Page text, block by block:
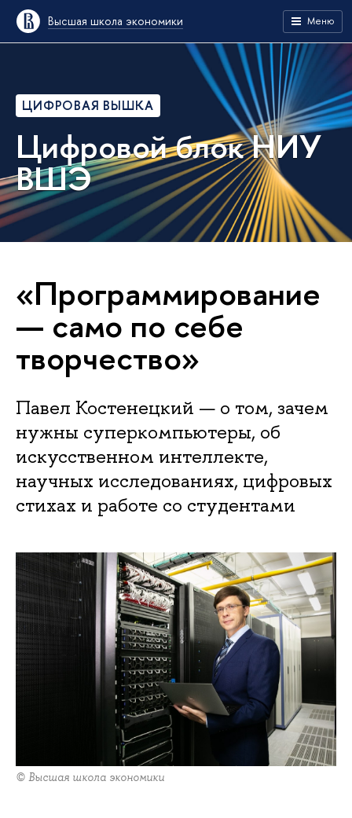
Высшая школа экономики Меню
ЦИФРОВАЯ ВЫШКА
Цифровой блок НИУ
ВШЭ
«Программирование
— само по себе
творчество»
Павел Костенецкий — о том, зачем
нужны суперкомпьютеры, об
искусственном интеллекте,
научных исследованиях, цифровых
стихах и работе со студентами
© Высшая школа экономики